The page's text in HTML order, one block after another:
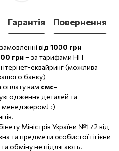
Гарантія Повернення
від 1000 грн
грн– за тарифами НП
еквайринг (можлива
банку)
оплату вам смс-
узгодження деталей та
менеджером! :)
Міністрів України №172 від
та предмети особистої гігієни
обміну не підлягають.